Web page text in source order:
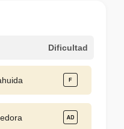
Dificultad